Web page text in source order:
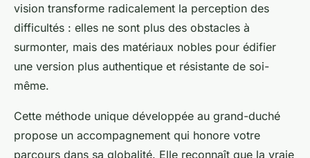
vision transforme radicalement la perception des
difficultés : elles ne sont plus des obstacles à
surmonter, mais des matériaux nobles pour édifier
une version plus authentique et résistante de soi-
même.
Cette méthode unique développée au grand-duché
propose un accompagnement qui honore votre
parcours dans sa globalité. Elle reconnaît que la vraie